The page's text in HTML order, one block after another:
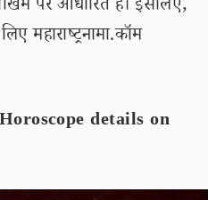
पर आधारित है। इसलिए,
महाराष्ट्रनामा.कॉम
details on